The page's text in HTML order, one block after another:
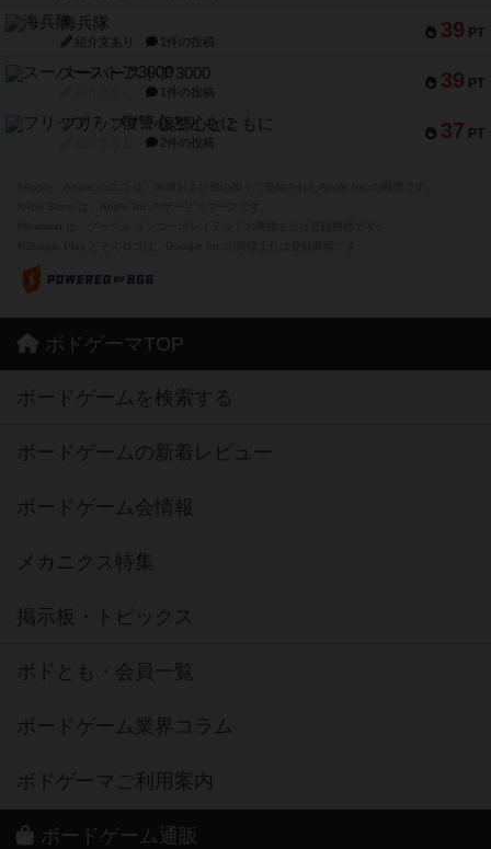
39 PT
海兵隊
紹介文あり 1件の投稿
39 PT
スーパーストア3000
1件の投稿
37 PT
フリップ７：復讐心とともに
2件の投稿
ボドゲーマTOP
ボードゲームを検索する
ボードゲームの新着レビュー
ボードゲーム会情報
メカニクス特集
掲示板・トピックス
ボドとも・会員一覧
ボードゲーム業界コラム
ボドゲーマご利用案内
ボードゲーム通販